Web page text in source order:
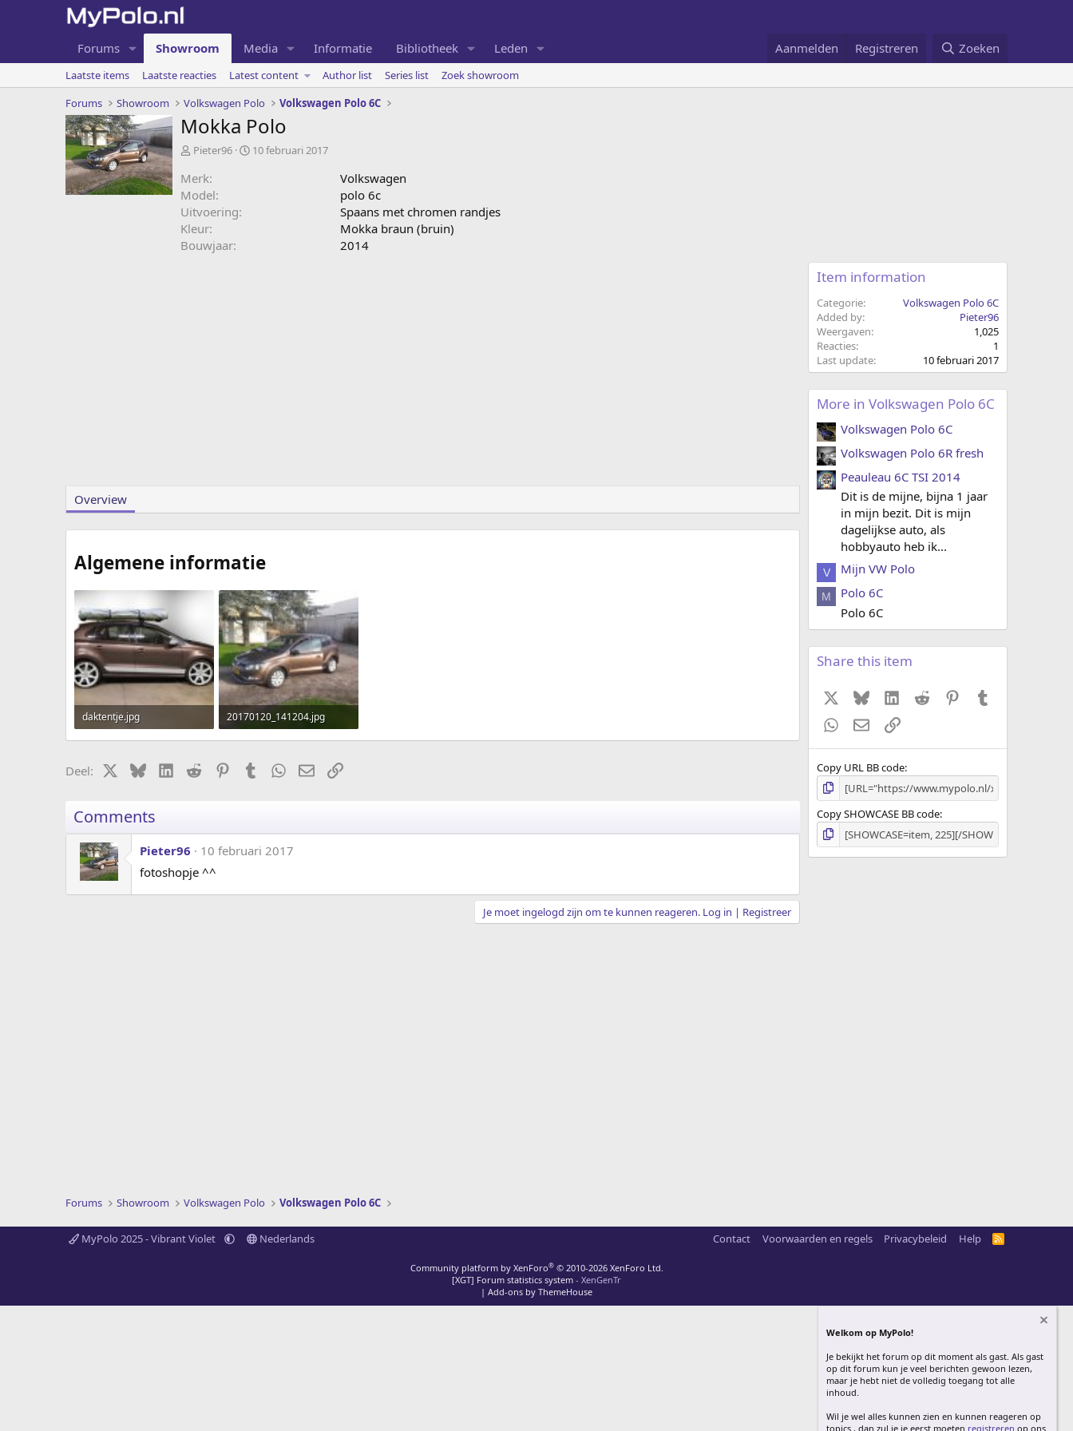
Forums Showroom Media Informatie Bibliotheek Leden Aanmelden Registreren Zoeken
Laatste items Laatste reacties Latest content Author list Series list
Zoek showroom
Forums
Showroom Volkswagen Polo Volkswagen Polo 6C
Mokka Polo
A
d
e
d
y
Pieter96
C10 februari 2017
Merk
Volkswagen
Model
polo 6c
Uitvoering
Spaans met chromen randjes
Kleur
Mokka braun (bruin)
Bouwjaar
2014
Overview
Algemene informatie
daktentje.jpg
88.4 KB · Weergaven: 95
20170120_141204.jpg
2.6 MB · Weergaven: 355
Deel: BlueskyLinkedIn
Reddit PinterestTumblr WhatsApp
E-mailkoppeling
Comments
Pieter96
10 februari 2017
fotoshopje ^^
Je moet ingelogd zijn om te kunnen reageren. Log in | Registreer
Item information
Categorie
Volkswagen Polo 6C
Added by
Pieter96
Weergaven
1,025
Reacties
1
Last update
10 februari 2017
More in Volkswagen Polo 6C
Volkswagen Polo 6C
Volkswagen Polo 6R fresh
Peauleau 6C TSI 2014
Dit is de mijne, bijna 1 jaar
in mijn bezit. Dit is mijn
dagelijkse auto, als
hobbyauto heb ik...
V Mijn VW Polo
M
Polo 6C
Polo 6C
Share this item
BlueskyLinkedIn
Reddit Pinterest
WhatsApp
E-mailkoppeling
Copy URL BB code
Copy SHOWCASE BB code
Forums Showroom Volkswagen Polo Volkswagen Polo 6C
MyPolo 2025 - Vibrant Violet Nederlands Contact Voorwaarden en regels Privacybeleid Help
R
Community platform by XenForo® © 2010-2026 XenForo Ltd.
[XGT] Forum statistics system - XenGenTr
| Add-ons by ThemeHouse
Welkom op MyPolo!
Je bekijkt het forum op dit moment als gast. Als gast
op dit forum kun je veel berichten gewoon lezen,
maar je hebt niet de volledig toegang tot alle
inhoud.
Wil je wel alles kunnen zien en kunnen reageren op
topics , dan zul je je eerst moeten registreren op ons